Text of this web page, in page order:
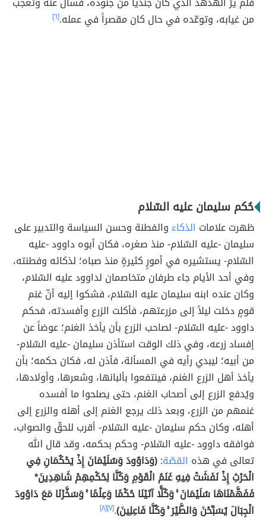
من غيابه، وتوعّده في حال كان مقصراً في عمله.[٦]
حُكم سليمان عليه السّلام
ظهرت علامات الذكاء والفطنة وحسن السياسة والتدبير على
سليمان -عليه السّلام- منذ صغره، فكان أبوه داوود -عليه
السّلام- يستشيره في أمورٍ كثيرةٍ منذ صباه؛ لذكائه وفطنته،
وفي أحد الأيام جاء طرفان متخاصمان لداوود عليه السّلام،
وكان عنده ابنه سليمان عليه السّلام، فشكوا إليه أنّ غنم
قومٍ دخلت ليلاً إلى مزرعتهم، فأكلت الزرع وأفسدته، فحكم
داوود -عليه السّلام- لصاحب الزرع بأن يأخذ الغنم؛ عوضاً عن
إفساد زرعه، وفي ذلك الوقت استأذن سليمان -عليه السّلام-
من أبيه؛ ليبدي رأيه في المسألة، فأذن له، فكان حكمه؛ بأن
يأخذ أهل الزرع الغنم، فينتفعوا بألبانها، وشعرها، وأولادها،
ويُدفع الزرع إلى أصحاب الغنم، حتى يصلحوا ما أفسده
غنمهم من الزرع، وبعد ذلك يرجع الغنم إلى أهله والزرع إلى
أهله، وكان حكم سليمان -عليه السّلام- أقرب للحقّ والصواب،
فوافقه داوود -عليه السّلام- وحكم بحكمه، وقد قال الله
تعالى في هذه القصّة:(وَدَاوُودَ وَسُلَيْمَانَ إِذْ يَحْكُمَانِ فِي
الْحَرْثِ إِذْ نَفَشَتْ فِيهِ غَنَمُ الْقَوْمِ وَكُنَّا لِحُكْمِهِمْ شَاهِدِينَ*
فَفَهَّمْنَاهَا سُلَيْمَانَ ۚ وَكُلًّا آتَيْنَا حُكْمًا وَعِلْمًا ۚ وَسَخَّرْنَا مَعَ دَاوُودَ
الْجِبَالَ يُسَبِّحْنَ وَالطَّيْرَ ۚ وَكُنَّا فَاعِلِينَ).[٧] [٨]